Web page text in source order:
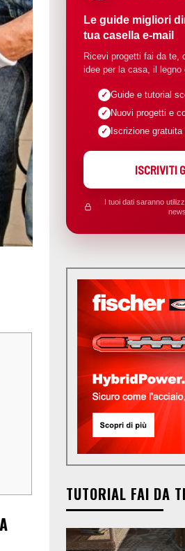
Le guide migliori
tua casella e-mail
Ricevi progetti fai da te,
idee per la casa, il legno
Guide e tutorial
Nuovi progetti e
Iscrizione gratuita
ISCRIVITI
I tuoi dati saranno
TUTORIAL FAI DA